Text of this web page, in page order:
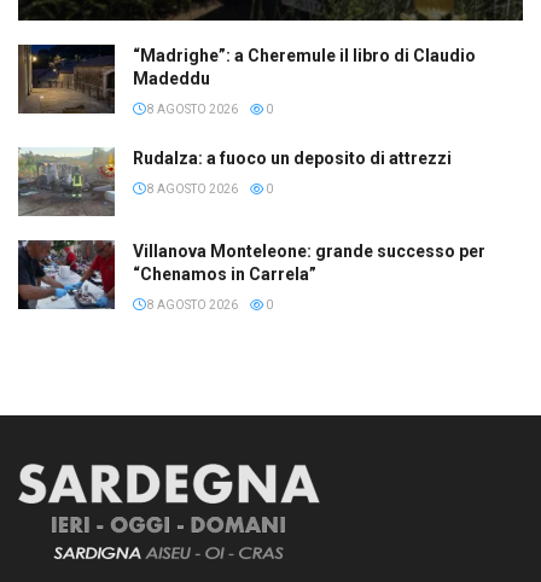
“Madrighe”: a Cheremule il libro di Claudio
Madeddu
8 AGOSTO 2026 0
Rudalza: a fuoco un deposito di attrezzi
8 AGOSTO 2026 0
Villanova Monteleone: grande successo per
“Chenamos in Carrela”
8 AGOSTO 2026 0